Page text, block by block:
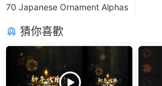
70 Japanese Ornament Alphas
猜你喜歡